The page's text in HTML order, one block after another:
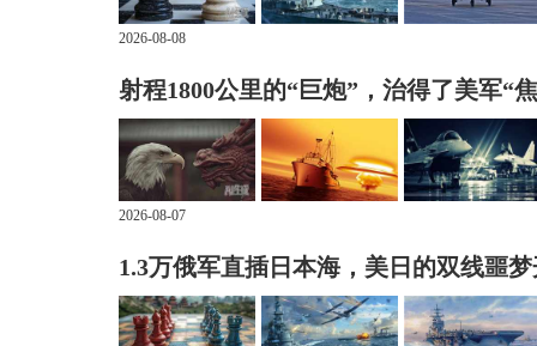
2026-08-08
射程1800公里的“巨炮”，治得了美军“
2026-08-07
1.3万俄军直插日本海，美日的双线噩